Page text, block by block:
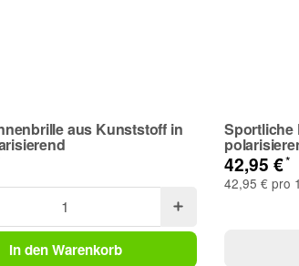
aus Kunststoff in
In den Warenkorb
Sportliche
42,95 €*
42,95 € pro 1